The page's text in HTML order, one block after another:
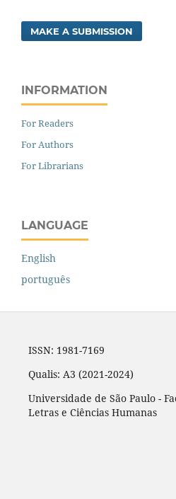
MAKE A SUBMISSION
INFORMATION
For Readers
For Authors
For Librarians
LANGUAGE
English
português
ISSN: 1981-7169
Qualis: A3 (2021-2024)
Universidade de São Paulo -
Letras e Ciências Humanas